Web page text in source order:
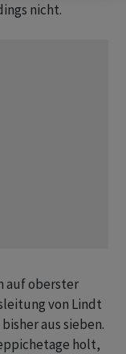
nicht.
auf oberster
von Lindt
aus sieben.
holt,